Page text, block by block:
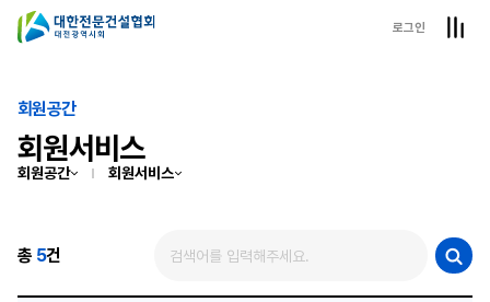
로그인
회원공간
회원서비스
회원공간 회원서비스
총 5건